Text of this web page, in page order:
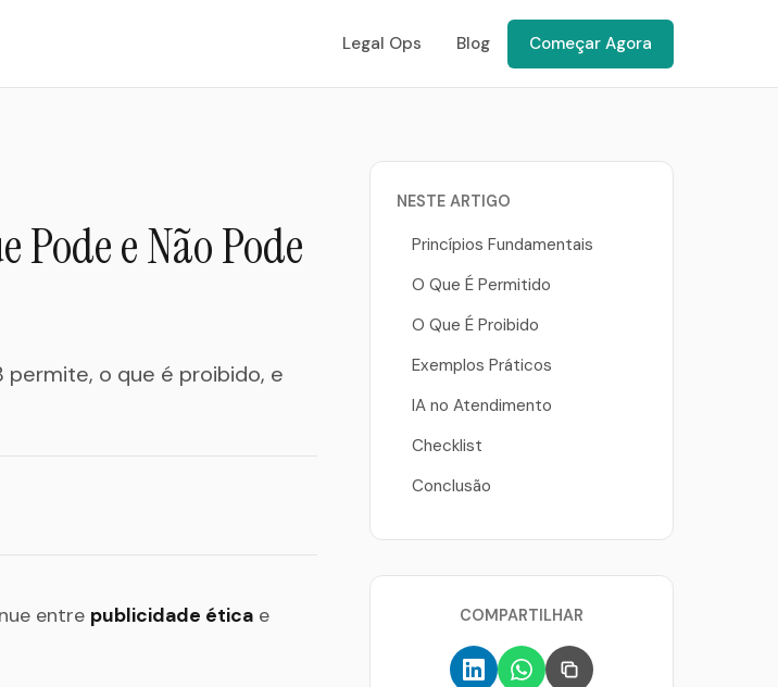
Legal Ops Blog Começar Agora
Pode e Não Pode
permite, o que é proibido, e
entre publicidade ética e
NESTE ARTIGO
Princípios Fundamentais
O Que É Permitido
O Que É Proibido
Exemplos Práticos
IA no Atendimento
Checklist
Conclusão
COMPARTILHAR